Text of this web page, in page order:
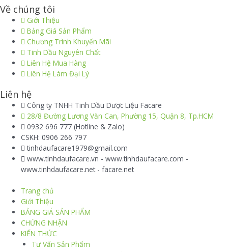
Về chúng tôi
Giới Thiệu
Bảng Giá Sản Phẩm
Chương Trình Khuyến Mãi
Tinh Dầu Nguyên Chất
Liên Hệ Mua Hàng
Liên Hệ Làm Đại Lý
Liên hệ
Công ty TNHH Tinh Dầu Dược Liệu Facare
28/8 Đường Lương Văn Can, Phường 15, Quận 8, Tp.HCM
0932 696 777 (Hotline & Zalo)
CSKH: 0906 266 797
tinhdaufacare1979@gmail.com
www.tinhdaufacare.vn - www.tinhdaufacare.com -
www.tinhdaufacare.net - facare.net
Trang chủ
Giới Thiệu
BẢNG GIÁ SẢN PHẨM
CHỨNG NHẬN
KIẾN THỨC
Tư Vấn Sản Phẩm